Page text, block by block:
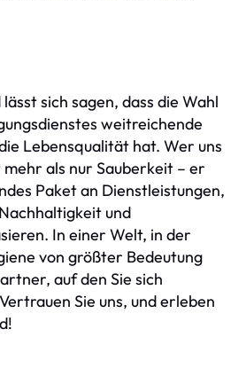
sich sagen, dass die Wahl
weitreichende
Lebensqualität hat. Wer uns
als nur Sauberkeit – er
Paket an Dienstleistungen,
und
In einer Welt, in der
von größter Bedeutung
auf den Sie sich
Sie uns, und erleben